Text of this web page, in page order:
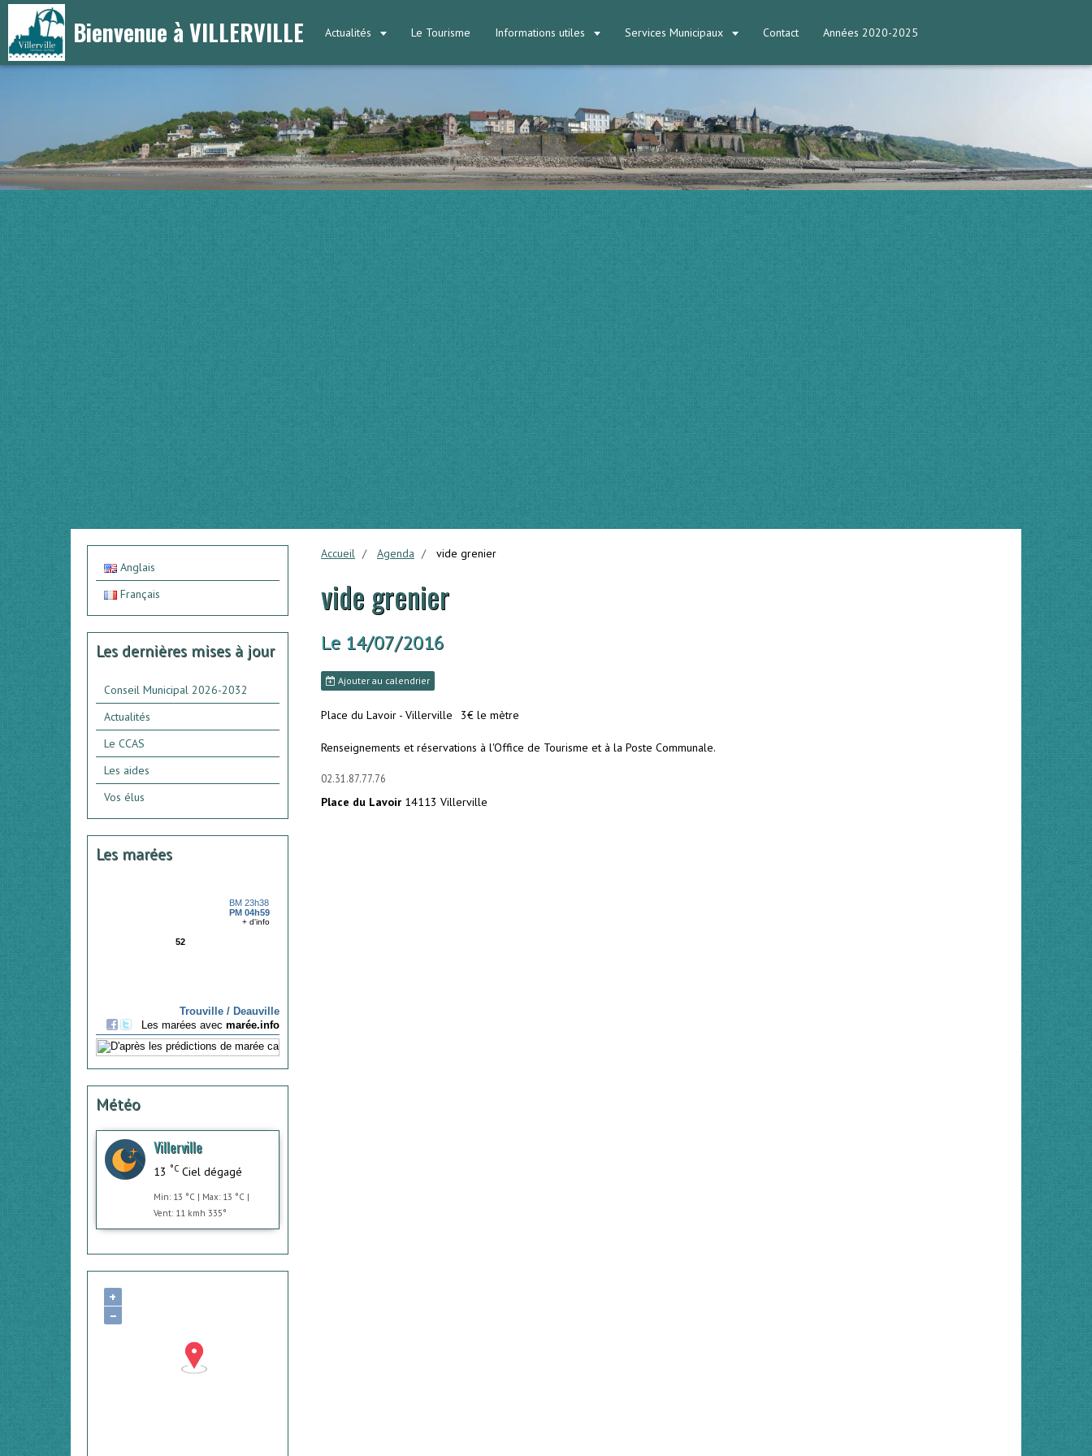
Bienvenue à VILLERVILLE Actualités Le Tourisme Informations utiles Services Municipaux Contact Années 2020-2025
Accueil Agenda vide grenier
vide grenier
Le 14/07/2016
Ajouter au calendrier
Place du Lavoir - Villerville 3€ le mètre
Renseignements et réservations à l'Office de Tourisme et à la Poste Communale.
02.31.87.77.76
Place du Lavoir 14113 Villerville
Anglais
Français
Les dernières mises à jour
Conseil Municipal 2026-2032
Actualités
Le CCAS
Les aides
Vos élus
Les marées
Météo
Villerville
13 °C Ciel dégagé
Min: 13 °C | Max: 13 °C |
Vent: 11 kmh 335°
+
−